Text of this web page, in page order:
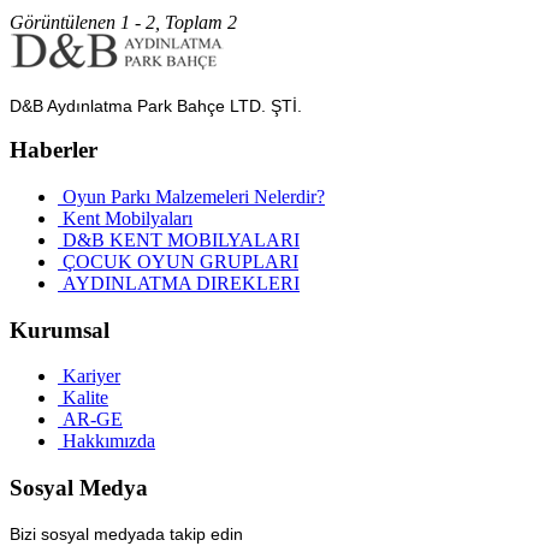
Görüntülenen 1 - 2, Toplam 2
D&B Aydınlatma Park Bahçe LTD. ŞTİ.
Haberler
Oyun Parkı Malzemeleri Nelerdir?
Kent Mobilyaları
D&B KENT MOBILYALARI
ÇOCUK OYUN GRUPLARI
AYDINLATMA DIREKLERI
Kurumsal
Kariyer
Kalite
AR-GE
Hakkımızda
Sosyal Medya
Bizi sosyal medyada takip edin